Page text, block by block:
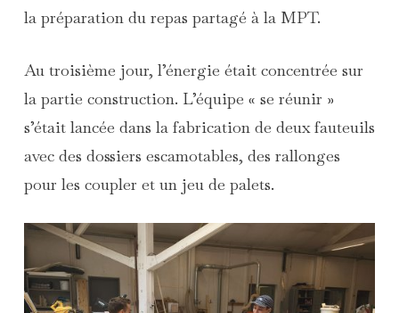
la préparation du repas partagé à la MPT.
Au troisième jour, l’énergie était concentrée sur
la partie construction. L’équipe « se réunir »
s’était lancée dans la fabrication de deux fauteuils
avec des dossiers escamotables, des rallonges
pour les coupler et un jeu de palets.